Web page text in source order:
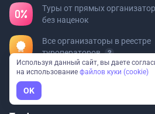
Туры от прямых
без наценок
Все организаторы в реестре
туроператоров
Федеральный сервис: 97
Используя данный сайт, вы даете
на использование файлов куки (cookie)
OK